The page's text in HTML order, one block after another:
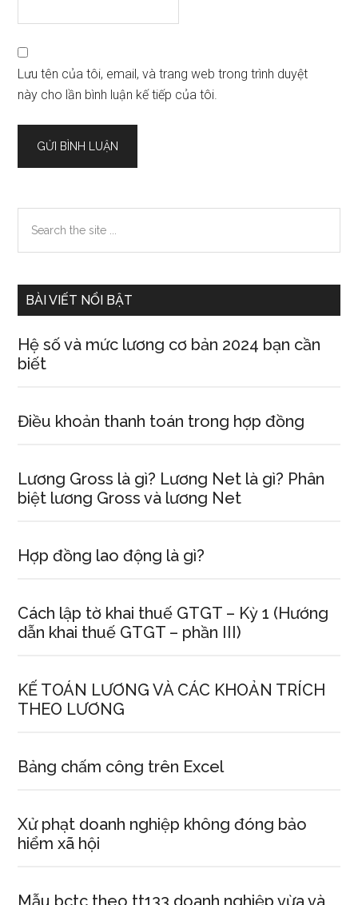
Lưu tên của tôi, email, và trang web trong trình duyệt
này cho lần bình luận kế tiếp của tôi.
Sidebar
chính
the
BÀI VIẾT NỔI BẬT
Hệ số và mức lương cơ bản 2024 bạn cần
biết
Điều khoản thanh toán trong hợp đồng
Lương Gross là gì? Lương Net là gì? Phân
biệt lương Gross và lương Net
Hợp đồng lao động là gì?
Cách lập tờ khai thuế GTGT – Kỳ 1 (Hướng
dẫn khai thuế GTGT – phần III)
KẾ TOÁN LƯƠNG VÀ CÁC KHOẢN TRÍCH
THEO LƯƠNG
Bảng chấm công trên Excel
Xử phạt doanh nghiệp không đóng bảo
hiểm xã hội